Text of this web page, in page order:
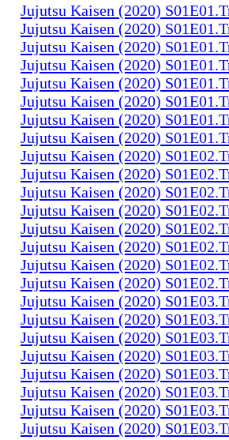
Jujutsu Kaisen (2020)
Jujutsu Kaisen (2020)
Jujutsu Kaisen (2020)
Jujutsu Kaisen (2020)
Jujutsu Kaisen (2020)
Jujutsu Kaisen (2020)
Jujutsu Kaisen (2020)
Jujutsu Kaisen (2020)
Jujutsu Kaisen (2020)
Jujutsu Kaisen (2020)
Jujutsu Kaisen (2020)
Jujutsu Kaisen (2020)
Jujutsu Kaisen (2020)
Jujutsu Kaisen (2020)
Jujutsu Kaisen (2020)
Jujutsu Kaisen (2020)
Jujutsu Kaisen (2020)
Jujutsu Kaisen (2020)
Jujutsu Kaisen (2020)
Jujutsu Kaisen (2020)
Jujutsu Kaisen (2020)
Jujutsu Kaisen (2020)
Jujutsu Kaisen (2020)
Jujutsu Kaisen (2020)